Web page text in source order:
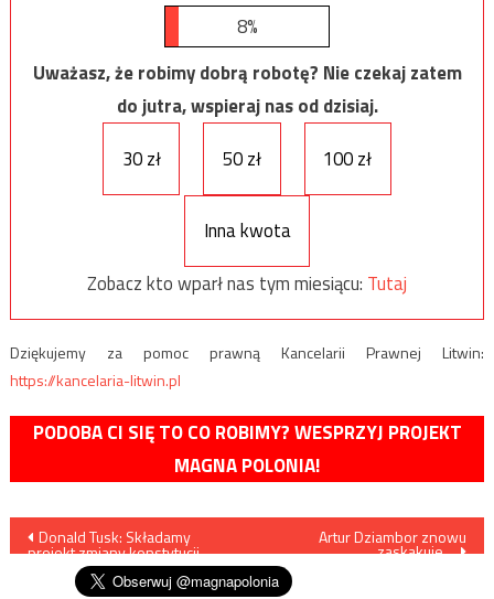
8%
Uważasz, że robimy dobrą robotę? Nie czekaj zatem
do jutra, wspieraj nas od dzisiaj.
30 zł
50 zł 100 zł
Inna kwota
Zobacz kto wparł nas tym miesiącu: Tutaj
Dziękujemy za pomoc prawną Kancelarii Prawnej Litwin:
https://kancelaria-litwin.pl
PODOBA CI SIĘ TO CO ROBIMY? WESPRZYJ PROJEKT
MAGNA POLONIA!
Nawigacja
wpisu
Donald Tusk: Składamy
projekt zmiany konstytucji
Artur Dziambor znowu
zaskakuje…